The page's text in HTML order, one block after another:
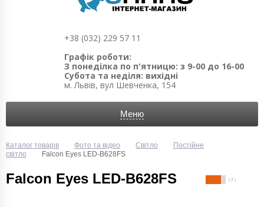
+38 (032) 229 57 11
Графік роботи:
З понеділка по п'ятницю: з 9-00 до 16-00
Субота та неділя: вихідні
м. Львів, вул Шевченка, 154
Меню
Каталог товарів Фото та відео Світло
Постійне
світло
Falcon Eyes LED-B628FS
Falcon Eyes LED-B628FS ( 7 )